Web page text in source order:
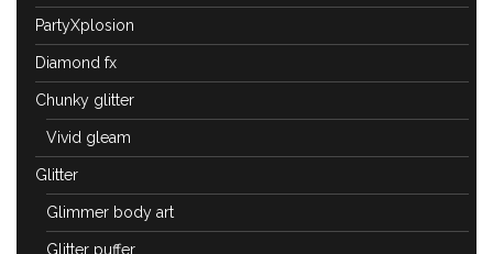
PartyXplosion
Diamond fx
Chunky glitter
Vivid gleam
Glitter
Glimmer body art
Glitter puffer